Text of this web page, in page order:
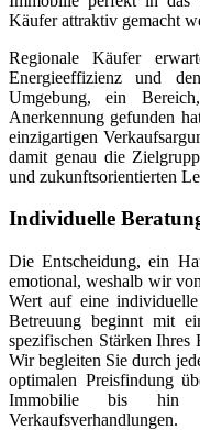
Käufer attraktiv gemacht
Regionale Käufer
Energieeffizienz und
Umgebung, ein
Anerkennung gefunden
einzigartigen
damit genau die
und zukunftsorientierten
Individuelle
Die Entscheidung, ein
emotional, weshalb wir
Wert auf eine
Betreuung beginnt mit
spezifischen Stärken
Wir begleiten Sie durch
optimalen Preisfindung
Immobilie bis hin
Verkaufsverhandlungen.